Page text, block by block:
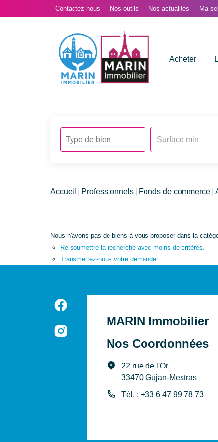
Contactez-nous Nos outils Nos actualités Ma
Acheter
Accueil Professionnels Fonds de commerce
Nous n'avons pas de biens à vous proposer dans la
Re-soumettre la recherche avec moins de critères.
Transmettez-nous votre demande
MARIN Immobilier
Nos Coordonnées
22 rue de l'Or
33470 Gujan-Mestras
Tél. : +33 6 47 99 78 73